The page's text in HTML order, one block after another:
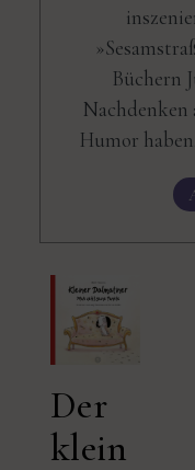
Büchern
Nachdenken
Humor
Der
klein